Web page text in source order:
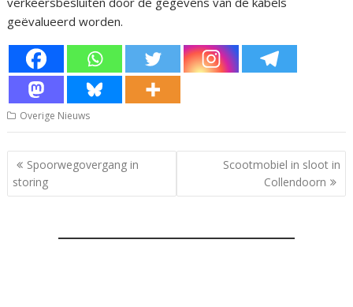
geëvalueerd worden.
Overige Nieuws
Bericht
navigatie
Spoorwegovergang in
storing
Scootmobiel in sloot in
Collendoorn